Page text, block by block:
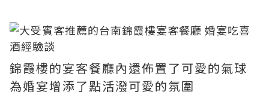
錦霞樓的宴客餐廳內還佈置了可愛的氣球
為婚宴增添了點活潑可愛的氛圍